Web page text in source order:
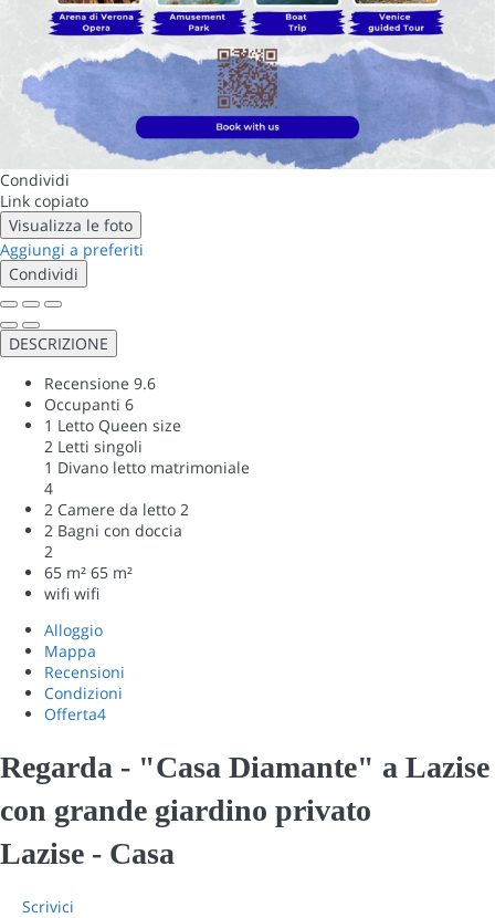
Condividi
Link copiato
Visualizza le foto
Aggiungi a preferiti
Condividi
DESCRIZIONE
Recensione 9.6
Occupanti 6
1 Letto Queen size
2 Letti singoli
1 Divano letto matrimoniale
4
2 Camere da letto 2
2 Bagni con doccia
2
65 m² 65 m²
wifi wifi
Alloggio
Mappa
Recensioni
Condizioni
Offerta4
Regarda - "Casa Diamante" a Lazise
con grande giardino privato
Lazise - Casa
Scrivici